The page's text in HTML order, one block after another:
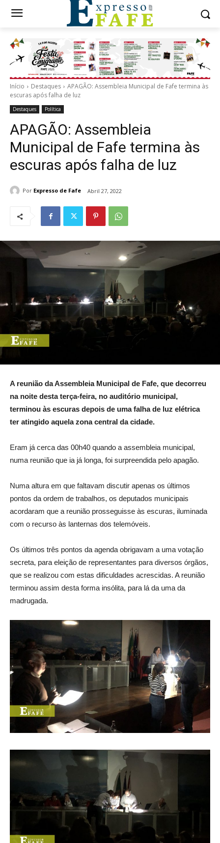
Início Destaques
APAGÃO: Assembleia Municipal de Fafe termina às
escuras após falha de luz
Destaques Política
APAGÃO: Assembleia
Municipal de Fafe termina às
escuras após falha de luz
Por Expresso de Fafe Abril 27, 2022
A reunião da Assembleia Municipal de Fafe, que decorreu
na noite desta terça-feira, no auditório municipal,
terminou às escuras depois de uma falha de luz elétrica
ter atingido aquela zona central da cidade.
Eram já cerca das 00h40 quando a assembleia municipal,
numa reunião que ia já longa, foi surpreendida pelo apagão.
Numa altura em que faltavam discutir apenas os últimos
pontos da ordem de trabalhos, os deputados municipais
acordaram que a reunião prosseguisse às escuras, iluminada
com o recurso às lanternas dos telemóveis.
Os últimos três pontos da agenda obrigavam a uma votação
secreta, para eleição de representantes para diversos órgãos,
que se realizou com estas dificuldades acrescidas. A reunião
terminou assim desta forma insólita, para lá da uma da
madrugada.